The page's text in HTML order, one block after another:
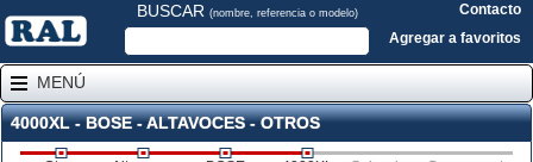
BUSCAR (nombre, referencia o modelo)
Contacto
Agregar a favoritos
MENÚ
4000XL - BOSE - ALTAVOCES - OTROS